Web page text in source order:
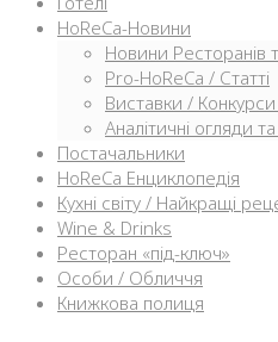
HoReCa-Новини
Новини Ресторанів
Pro-HoReCa / Статті
Виставки /
Аналітичні огляди
Постачальники
HoReCa Енциклопедія
Кухні світу / Найкращі
Wine & Drinks
Ресторан «під-ключ»
Особи / Обличчя
Книжкова полиця